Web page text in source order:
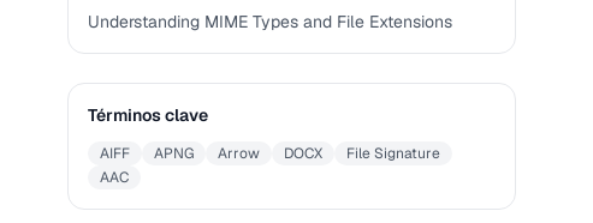
Understanding MIME Types and File Extensions
Términos clave
AIFF APNG Arrow DOCX
File Signature
AAC